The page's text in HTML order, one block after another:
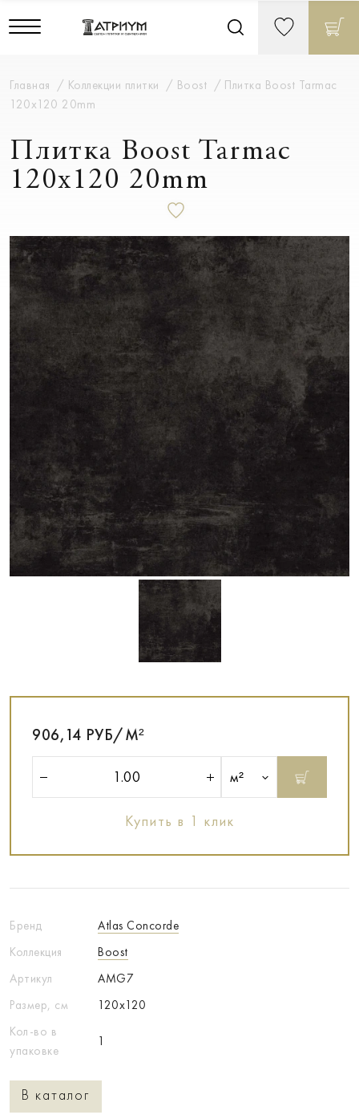
Главная Коллекции плитки Boost
Плитка Boost Tarmac
120x120 20mm
Плитка Boost Tarmac
120x120 20mm
Бренд
Atlas Concorde
Коллекция
Boost
Артикул
AMG7
Размер, см
120x120
Кол-во в
упаковке
1
В каталог
906,14 РУБ/М²
м²
Купить в 1 клик